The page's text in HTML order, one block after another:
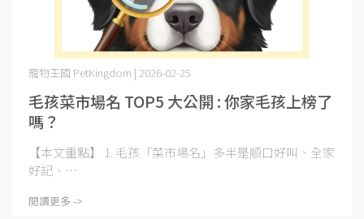
毛孩菜市場名 TOP5 大公開 : 你家毛孩上榜了
嗎？
寵物王國 PetKingdom | 2026-02-25
【本文重點】 1. 毛孩「菜市場名」多半是順口好叫、全家
好記、⋯
閱讀更多 ->